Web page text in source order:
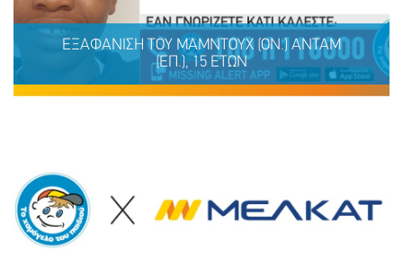
ΕΞΑΦΑΝΙΣΗ TOY ΜΑΜΝΤΟΥΧ (ΟΝ.) ΑΝΤΑΜ
(ΕΠ.), 15 ΕΤΩΝ